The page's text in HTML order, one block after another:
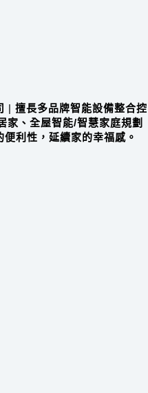
| 擅長多品牌智能設備整合控
家、全屋智能/智慧家庭規劃
利性，延續家的幸福感。